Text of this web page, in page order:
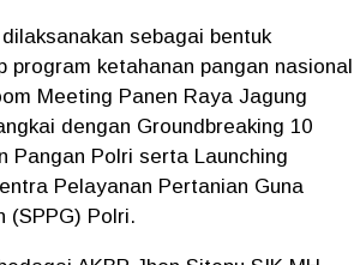
sebagai bentuk
program ketahanan pangan nasional
Meeting Panen Raya Jagung
dengan Groundbreaking 10
Pangan Polri serta Launching
Pelayanan Pertanian Guna
(SPPG) Polri.